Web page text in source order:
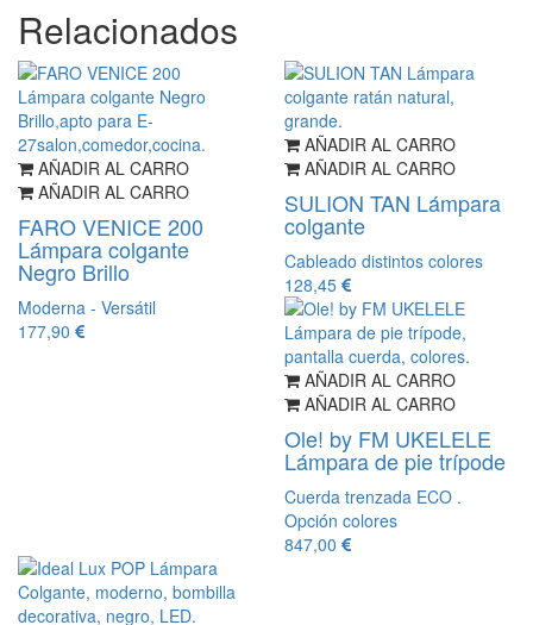
Relacionados
AÑADIR AL CARRO
AÑADIR AL CARRO
FARO VENICE 200
Lámpara colgante
Negro Brillo
Moderna - Versátil
177,90
AÑADIR AL CARRO
AÑADIR AL CARRO
SULION TAN Lámpara
colgante
Cableado distintos colores
128,45
AÑADIR AL CARRO
AÑADIR AL CARRO
Ole! by FM UKELELE
Lámpara de pie trípode
Cuerda trenzada ECO .
Opción colores
847,00